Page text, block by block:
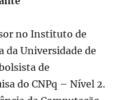
no Instituto de
da Universidade de
de
do CNPq – Nível 2.